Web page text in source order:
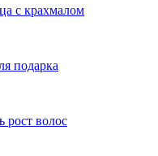
с крахмалом
подарка
рост волос